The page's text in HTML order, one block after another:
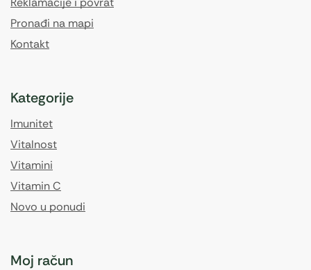
Pronađi na mapi
Kontakt
Kategorije
Imunitet
Vitalnost
Vitamini
Vitamin C
Novo u ponudi
Moj račun